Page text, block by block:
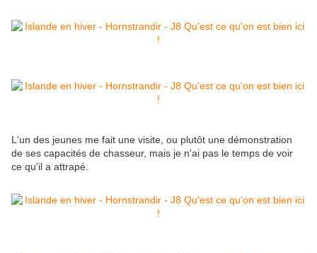
L'un des jeunes me fait une visite, ou plutôt une démonstration
de ses capacités de chasseur, mais je n'ai pas le temps de voir
ce qu'il a attrapé.